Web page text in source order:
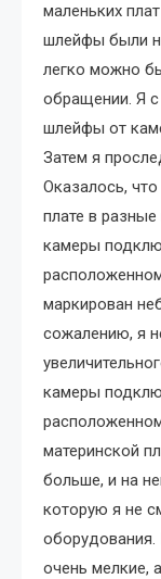
маленьких
шлейфы были
легко можно
обращении. Я
шлейфы от
Затем я
Оказалось,
плате в
камеры
маркирован
сожалению, я
камеры
материнской
больше, и на
которую я не
очень мелкие,